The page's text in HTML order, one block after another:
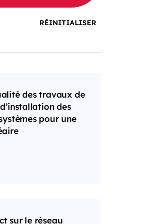
RÉINITIALISER
des travaux de
des
pour une
sur le réseau